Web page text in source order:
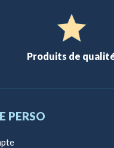
Produits de
PERSO